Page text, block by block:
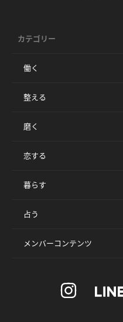
カテゴリー
働く
整える
磨く
恋する
暮らす
占う
メンバーコンテンツ